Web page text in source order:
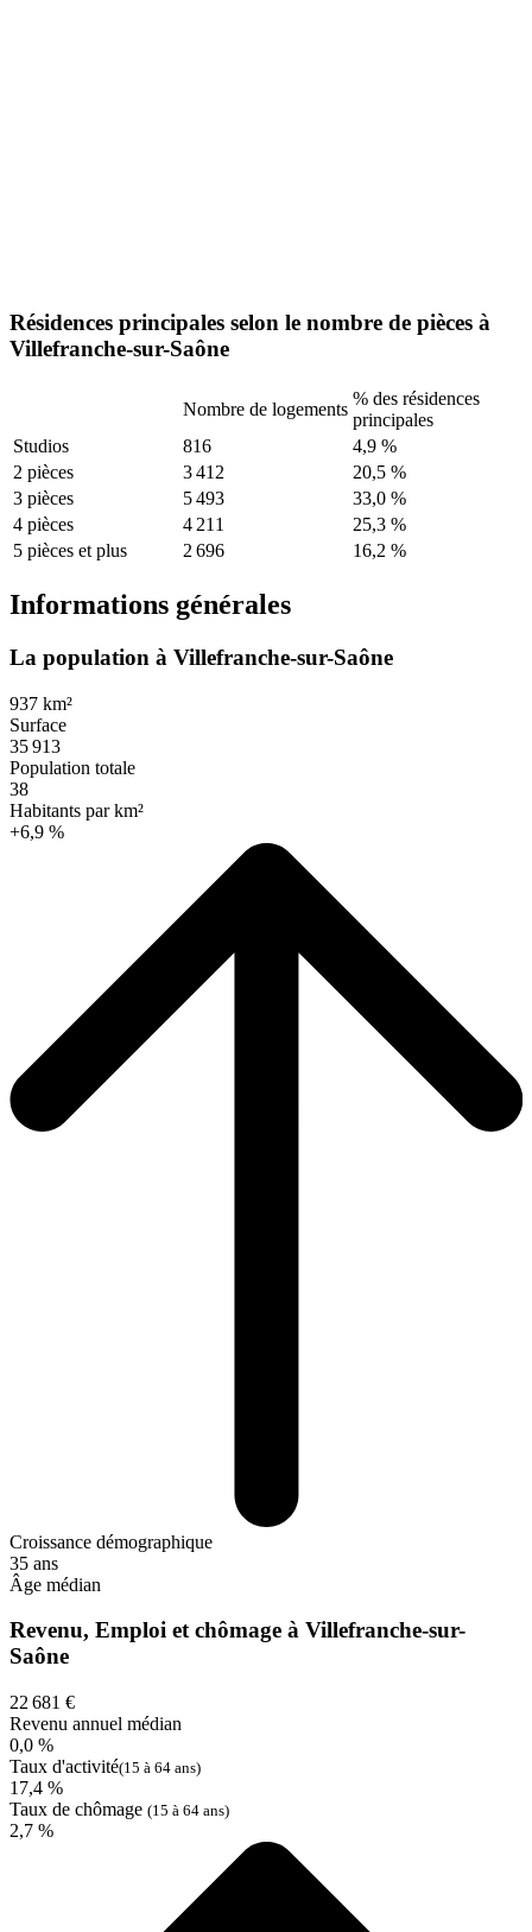
Résidences principales selon le nombre de pièces à
Villefranche-sur-Saône
Nombre de logements
% des résidences
principales
Studios
816
4,9 %
2 pièces
3 412
20,5 %
3 pièces
5 493
33,0 %
4 pièces
4 211
25,3 %
5 pièces et plus
2 696 16,2 %
Informations générales
La population à Villefranche-sur-Saône
937 km²
Surface
35 913
Population totale
38
Habitants par km²
+6,9 %
Croissance démographique
35 ans
Âge médian
Revenu, Emploi et chômage à Villefranche-sur-
Saône
22 681 €
Revenu annuel médian
0,0 %
Taux d'activité(15 à 64 ans)
17,4 %
Taux de chômage (15 à 64 ans)
2,7 %